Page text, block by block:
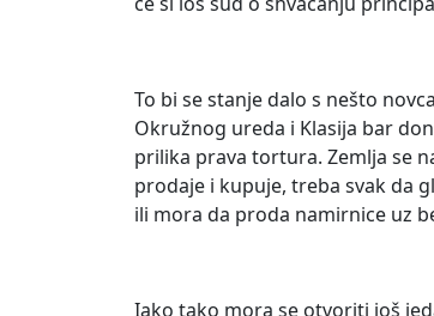
To bi se stanje dalo s nešto
Okružnog ureda i Klasija bar
prilika prava tortura. Zemlja se
prodaje i kupuje, treba svak da
ili mora da proda namirnice uz
Iako tako mora se otvoriti još